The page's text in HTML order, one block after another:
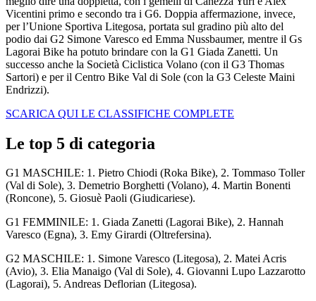
Vicentini primo e secondo tra i G6. Doppia affermazione, invece,
per l’Unione Sportiva Litegosa, portata sul gradino più alto del
podio dai G2 Simone Varesco ed Emma Nussbaumer, mentre il Gs
Lagorai Bike ha potuto brindare con la G1 Giada Zanetti. Un
successo anche la Società Ciclistica Volano (con il G3 Thomas
Sartori) e per il Centro Bike Val di Sole (con la G3 Celeste Maini
Endrizzi).
SCARICA QUI LE CLASSIFICHE COMPLETE
Le top 5 di categoria
G1 MASCHILE: 1. Pietro Chiodi (Roka Bike), 2. Tommaso Toller
(Val di Sole), 3. Demetrio Borghetti (Volano), 4. Martin Bonenti
(Roncone), 5. Giosuè Paoli (Giudicariese).
G1 FEMMINILE: 1. Giada Zanetti (Lagorai Bike), 2. Hannah
Varesco (Egna), 3. Emy Girardi (Oltrefersina).
G2 MASCHILE: 1. Simone Varesco (Litegosa), 2. Matei Acris
(Avio), 3. Elia Manaigo (Val di Sole), 4. Giovanni Lupo Lazzarotto
(Lagorai), 5. Andreas Deflorian (Litegosa).